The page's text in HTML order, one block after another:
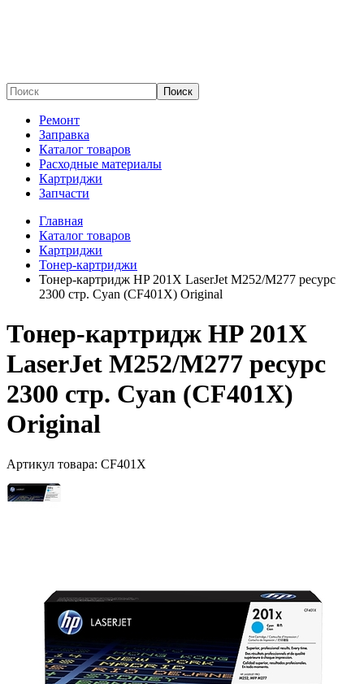
Поиск
Ремонт
Заправка
Каталог товаров
Расходные материалы
Картриджи
Запчасти
Главная
Каталог товаров
Картриджи
Тонер-картриджи
Тонер-картридж HP 201X LaserJet M252/M277 ресурс
2300 стр. Cyan (CF401X) Original
Тонер-картридж HP 201X
LaserJet M252/M277 ресурс
2300 стр. Cyan (CF401X)
Original
Артикул товара: CF401X